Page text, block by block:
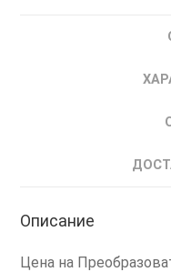
Описание
Цена на